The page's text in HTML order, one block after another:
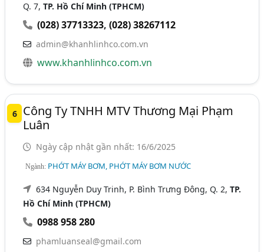
Q. 7,TP. Hồ Chí Minh (TPHCM)
(028) 37713323,(028) 38267112
admin@khanhlinhco.com.vn
www.khanhlinhco.com.vn
6
Công Ty TNHH MTV Thương Mại Phạm
Luân
Ngày cập nhật gần nhất: 16/6/2025
Ngành: PHỚT MÁY BƠM, PHỚT MÁY BƠM NƯỚC
634 Nguyễn Duy Trinh, P. Bình Trưng Đông, Q. 2,TP.
Hồ Chí Minh (TPHCM)
0988 958 280
phamluanseal@gmail.com